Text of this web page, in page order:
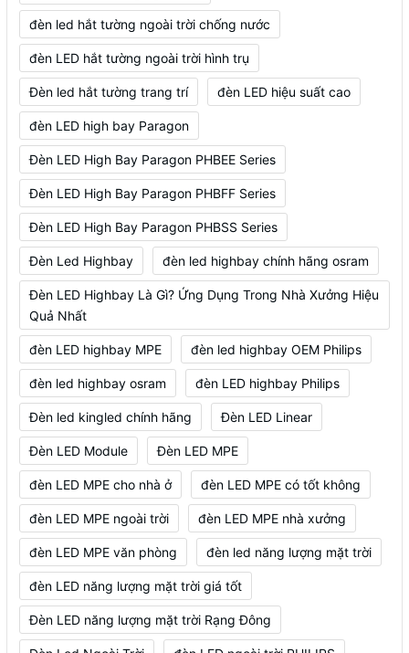
đèn led hắt tường ngoài trời chống nước
đèn LED hắt tường ngoài trời hình trụ
Đèn led hắt tường trang trí đèn LED hiệu suất cao
đèn LED high bay Paragon
Đèn LED High Bay Paragon PHBEE Series
Đèn LED High Bay Paragon PHBFF Series
Đèn LED High Bay Paragon PHBSS Series
Đèn Led Highbay đèn led highbay chính hãng osram
Đèn LED Highbay Là Gì? Ứng Dụng Trong Nhà Xưởng Hiệu
Quả Nhất
đèn LED highbay MPE đèn led highbay OEM Philips
đèn led highbay osram đèn LED highbay Philips
Đèn led kingled chính hãng Đèn LED Linear
Đèn LED Module Đèn LED MPE
đèn LED MPE cho nhà ở đèn LED MPE có tốt không
đèn LED MPE ngoài trời đèn LED MPE nhà xưởng
đèn LED MPE văn phòng đèn led năng lượng mặt trời
đèn LED năng lượng mặt trời giá tốt
Đèn LED năng lượng mặt trời Rạng Đông